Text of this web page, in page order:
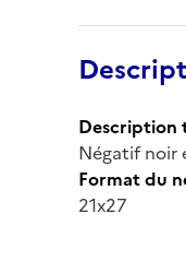
Description
Négatif noir
Format du
21x27